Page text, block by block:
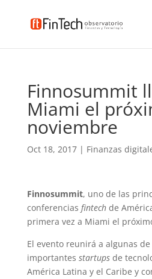
Finnosummit
Miami el
noviembre
Oct 18, 2017| Finanzas
Finnosummit, uno de las
conferencias fintechde
primera vez a Miami el
El evento reunirá a algunas de
importantes startupsde
América Latina y el Caribe y